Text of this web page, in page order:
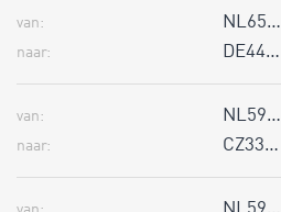
van: NL65…
naar: DE44…
van: NL59…
naar: CZ33…